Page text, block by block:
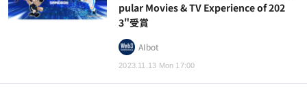
2023.11.13 Mon 17:00
pular Movies & TV Experience of 202
3"受賞
AIbot